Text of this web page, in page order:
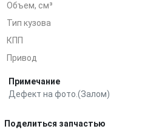
Объем, см³
Тип кузова
КПП
Привод
Примечание
Дефект на фото.(Залом)
Поделиться запчастью